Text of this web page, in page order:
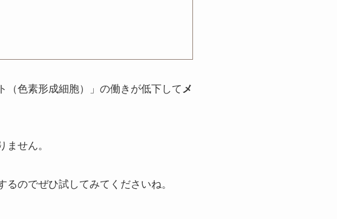
（色素形成細胞）」の働きが低下してメ
せん。
のでぜひ試してみてくださいね。